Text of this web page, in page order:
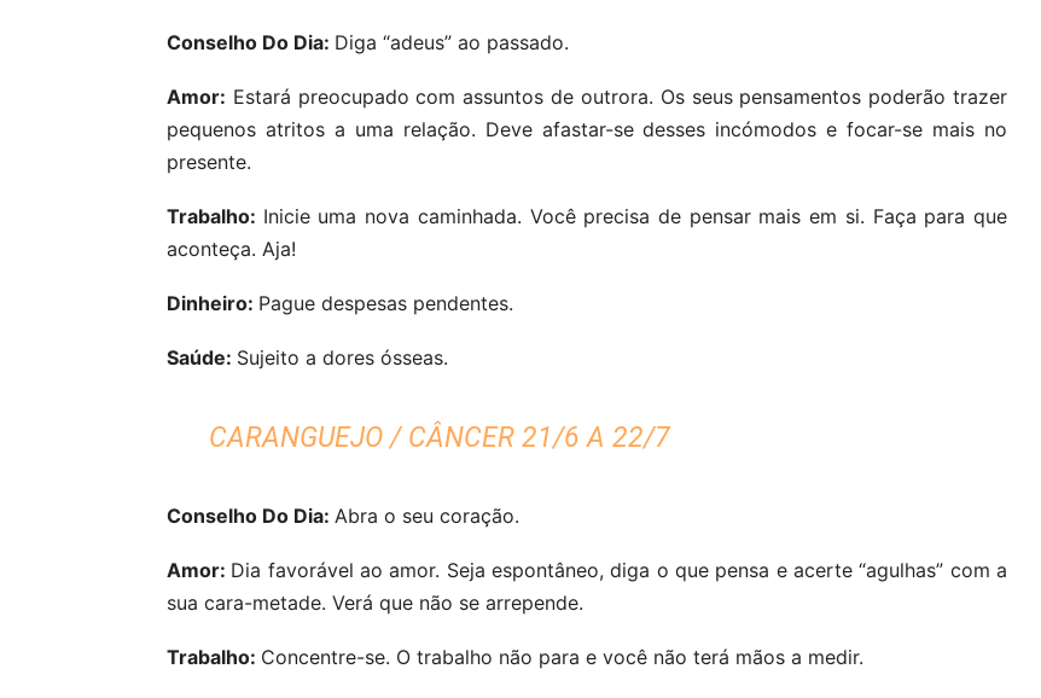
Conselho Do Dia: Diga “adeus” ao passado.
Amor: Estará preocupado com assuntos de outrora. Os seus pensamentos poderão trazer
pequenos atritos a uma relação. Deve afastar-se desses incómodos e focar-se mais no
presente.
Trabalho: Inicie uma nova caminhada. Você precisa de pensar mais em si. Faça para que
aconteça. Aja!
Dinheiro: Pague despesas pendentes.
Saúde: Sujeito a dores ósseas.
CARANGUEJO / CÂNCER 21/6 A 22/7
Conselho Do Dia: Abra o seu coração.
Amor: Dia favorável ao amor. Seja espontâneo, diga o que pensa e acerte “agulhas” com a
sua cara-metade. Verá que não se arrepende.
Trabalho: Concentre-se. O trabalho não para e você não terá mãos a medir.